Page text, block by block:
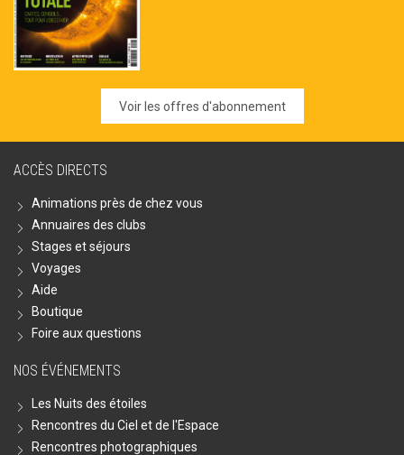
Voir les offres d'abonnement
ACCÈS DIRECTS
Animations près de chez vous
Annuaires des clubs
Stages et séjours
Voyages
Aide
Boutique
Foire aux questions
NOS ÉVÉNEMENTS
Les Nuits des étoiles
Rencontres du Ciel et de l'Espace
Rencontres photographiques